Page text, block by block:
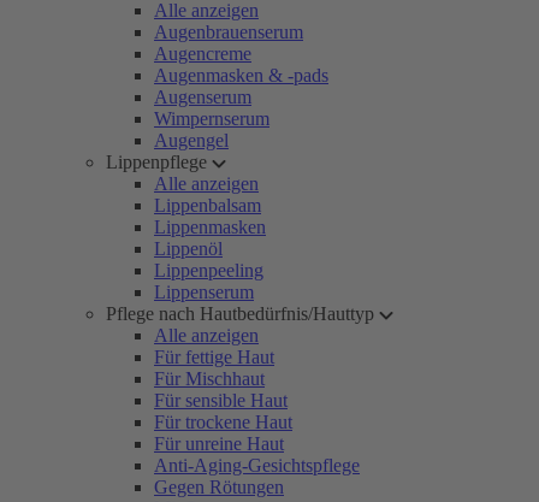
Alle anzeigen
Augenbrauenserum
Augencreme
Augenmasken & -pads
Augenserum
Wimpernserum
Augengel
Lippenpflege
Alle anzeigen
Lippenbalsam
Lippenmasken
Lippenöl
Lippenpeeling
Lippenserum
Pflege nach Hautbedürfnis/Hauttyp
Alle anzeigen
Für fettige Haut
Für Mischhaut
Für sensible Haut
Für trockene Haut
Für unreine Haut
Anti-Aging-Gesichtspflege
Gegen Rötungen